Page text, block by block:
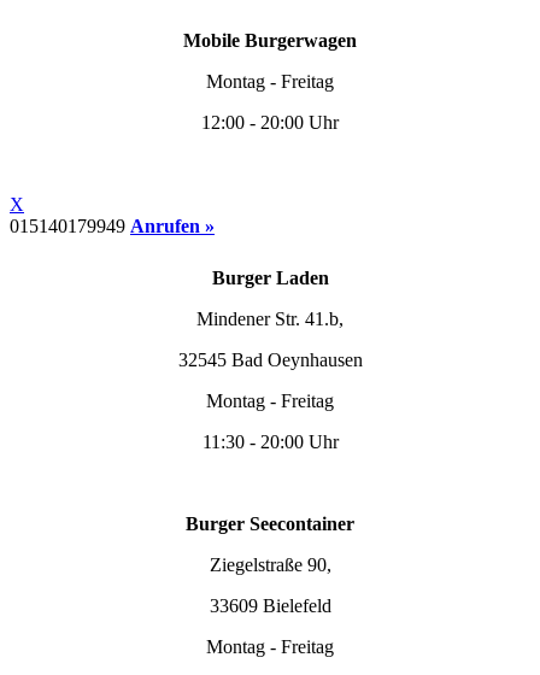
Mobile Burgerwagen
Montag - Freitag
12:00 - 20:00 Uhr
X
015140179949 Anrufen »
Burger Laden
Mindener Str. 41.b,
32545 Bad Oeynhausen
Montag - Freitag
11:30 - 20:00 Uhr
Burger Seecontainer
Ziegelstraße 90,
33609 Bielefeld
Montag - Freitag